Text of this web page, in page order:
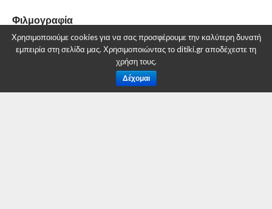
Φιλμογραφία
Ερόικα (1960)
Οι υπερήφανοι (1962) …. Λιάκος Μπουρνόβας
Χρησιμοποιούμε cookies για να σας προσφέρουμε την καλύτερη δυνατή
εμπειρία στη σελίδα μας. Χρησιμοποιώντας το ditiki.gr αποδέχεστε τη
χρήση τους.
Δέχομαι